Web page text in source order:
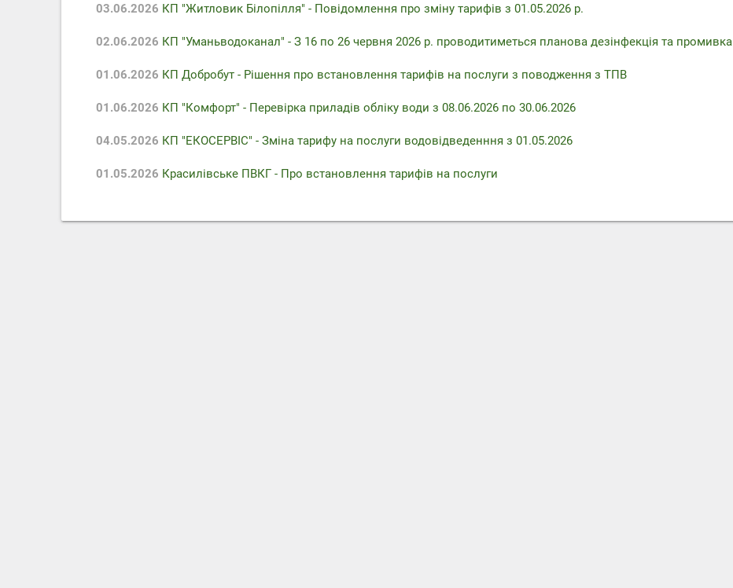
03.06.2026 КП "Житловик Білопілля" - Повідомлення про зміну тарифів з 01.05.2026 р.
02.06.2026 КП "Уманьводоканал" - З 16 по 26 червня 2026 р. проводитиметься планова дезінфекція та промивка
01.06.2026 КП Добробут - Pішення про встановлення тарифів на послуги з поводження з ТПВ
01.06.2026 КП "Комфорт" - Перевірка приладів обліку води з 08.06.2026 по 30.06.2026
04.05.2026 КП "ЕКОСЕРВІС" - Зміна тарифу на послуги водовідведенння з 01.05.2026
01.05.2026 Красилівське ПВКГ - Про встановлення тарифів на послуги